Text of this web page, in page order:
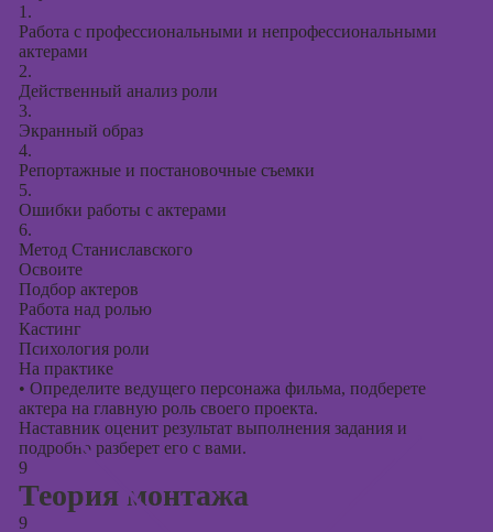
1.
Работа с профессиональными и непрофессиональными
актерами
2.
Действенный анализ роли
3.
Экранный образ
4.
Репортажные и постановочные съемки
5.
Ошибки работы с актерами
6.
Метод Станиславского
Освоите
Подбор актеров
Работа над ролью
Кастинг
Психология роли
На практике
• Определите ведущего персонажа фильма, подберете
актера на главную роль своего проекта.
Наставник оценит результат выполнения задания и
подробно разберет его с вами.
9
Теория монтажа
9